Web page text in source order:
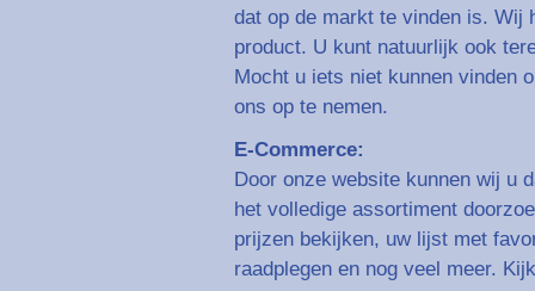
dat op de markt te vinden is. Wij
product. U kunt natuurlijk ook
Mocht u iets niet kunnen vinden
ons op te nemen.
E-Commerce:
Door onze website kunnen wij u
het volledige assortiment
prijzen bekijken, uw lijst met
raadplegen en nog veel meer.